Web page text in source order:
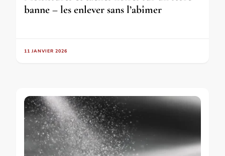
banne – les enlever sans l’abîmer
11 JANVIER 2026